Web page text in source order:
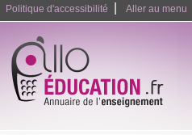
Politique d'accessibilité Aller au menu